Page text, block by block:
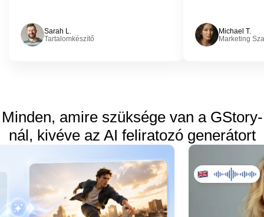
Sarah L.
Tartalomkészítő
Michael T.
Marketing
Minden, amire szüksége van a GStory-
nál, kivéve az AI feliratozó generátort